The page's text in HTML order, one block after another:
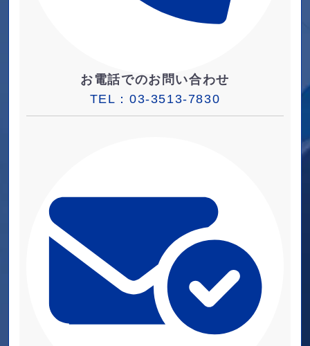
お電話でのお問い合わせ
TEL：03-3513-7830